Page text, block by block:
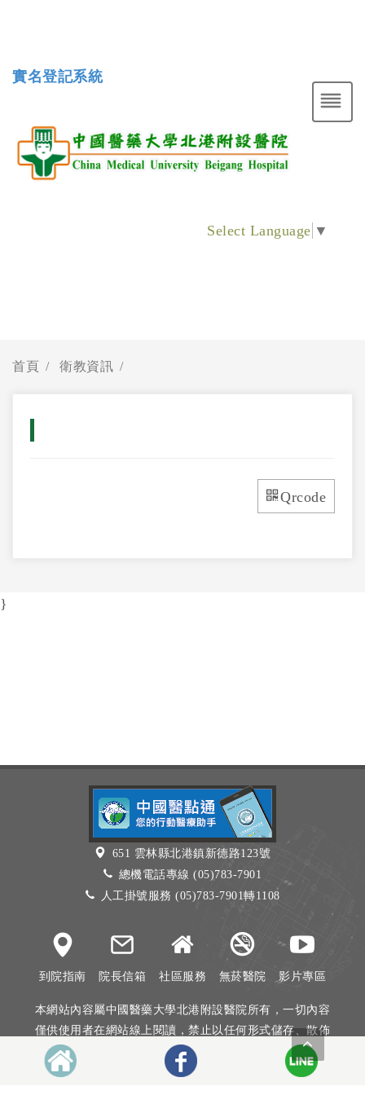
實名登記系統
Select Language ▼
首頁 衛教資訊
Qrcode
}
651 雲林縣北港鎮新德路123號
總機電話專線 (05)783-7901
人工掛號服務 (05)783-7901轉1108
到院指南 院長信箱 社區服務 無菸醫院 影片專區
本網站內容屬中國醫藥大學北港附設醫院所有，一切內容
僅供使用者在網站線上閱讀，禁止以任何形式儲存、散佈
或重製部分或全部內容
本網站建議以Internet Explorer 10以上、Firefox或Google